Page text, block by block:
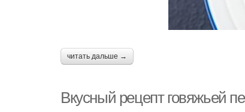
читать дальше →
Вкусный рецепт говяжьей